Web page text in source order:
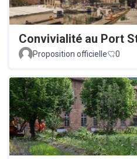
Convivialité au Port
Proposition officielle
0